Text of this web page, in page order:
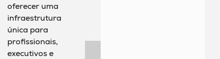
oferecer uma
infraestrutura
única para
profissionais,
executivos e